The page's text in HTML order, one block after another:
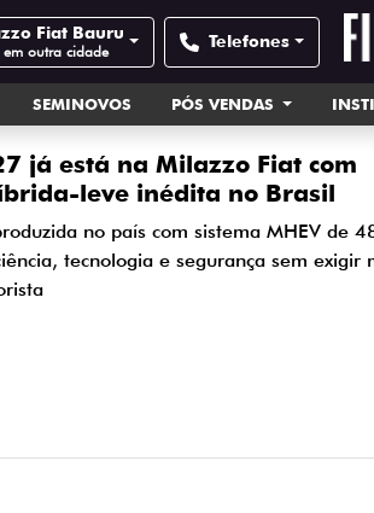
Fiat Bauru
em outra cidade Telefones
SEMINOVOS PÓS VENDAS
já está na Milazzo Fiat com
leve inédita no Brasil
no país com sistema MHEV de
tecnologia e segurança sem exigir